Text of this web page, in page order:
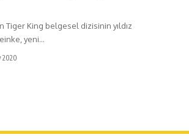
Tiger King belgesel dizisinin yıldız
yeni…
2020